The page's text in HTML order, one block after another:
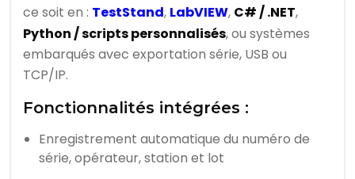
ce soit en : TestStand, LabVIEW, C# / .NET,
Python / scripts personnalisés, ou systèmes
embarqués avec exportation série, USB ou
TCP/IP.
Fonctionnalités intégrées :
Enregistrement automatique du numéro de
série, opérateur, station et lot